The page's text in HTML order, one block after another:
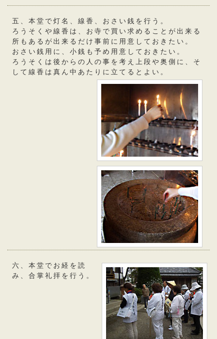
五、本堂で灯名、線香、おさい銭を行う。
ろうそくや線香は、お寺で買い求めることが出来る
所もあるが出来るだけ事前に用意しておきたい。
おさい銭用に、小銭も予め用意しておきたい。
ろうそくは後からの人の事を考え上段や奥側に、そ
して線香は真ん中あたりに立てるとよい。
六、本堂でお経を読
み、合掌礼拝を行う。